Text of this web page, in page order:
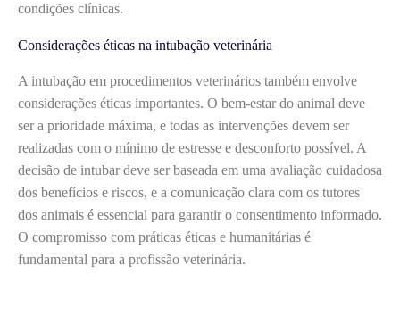
condições clínicas.
Considerações éticas na intubação veterinária
A intubação em procedimentos veterinários também envolve
considerações éticas importantes. O bem-estar do animal deve
ser a prioridade máxima, e todas as intervenções devem ser
realizadas com o mínimo de estresse e desconforto possível. A
decisão de intubar deve ser baseada em uma avaliação cuidadosa
dos benefícios e riscos, e a comunicação clara com os tutores
dos animais é essencial para garantir o consentimento informado.
O compromisso com práticas éticas e humanitárias é
fundamental para a profissão veterinária.